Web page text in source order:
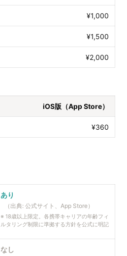
¥1,000
¥1,500
¥2,000
iOS版（App Store）
¥360
あり
（出典: 公式サイト、App Store）
※ 18歳以上限定。各携帯キャリアの年齢フィ
ルタリング制限に準拠する方針を公式に明記
なし